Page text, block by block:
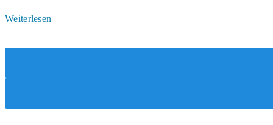
Weiterlesen